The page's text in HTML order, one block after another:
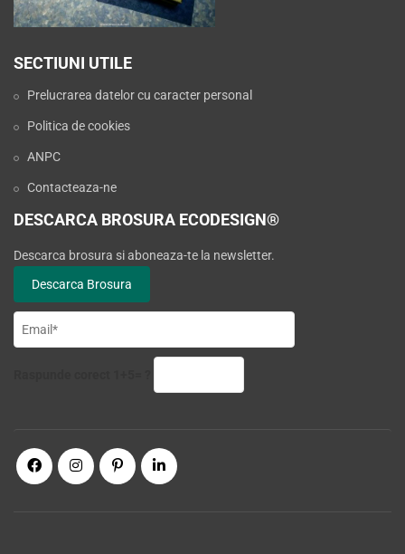
SECTIUNI UTILE
Prelucrarea datelor cu caracter personal
Politica de cookies
ANPC
Contacteaza-ne
DESCARCA BROSURA ECODESIGN®
Descarca brosura si aboneaza-te la newsletter.